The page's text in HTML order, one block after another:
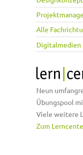
Alle
Digitalmedien
Neun
Übungspool
Viele weitere
Zum